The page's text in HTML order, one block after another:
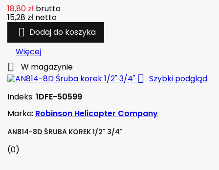
18,80 zł brutto
15,28 zł netto
 Dodaj do koszyka
Więcej
 W magazynie
 Szybki podgląd
Indeks: 1DFE-50599
Marka: Robinson Helicopter Company
AN814-8D ŚRUBA KOREK 1/2" 3/4"
(0)